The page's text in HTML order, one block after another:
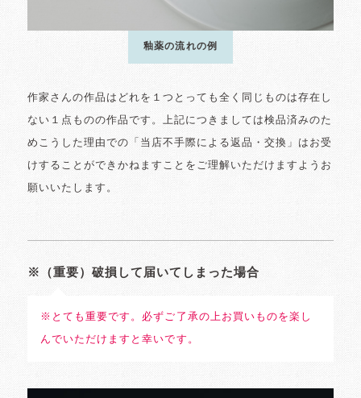
釉薬の流れの例
作家さんの作品はどれを１つとっても全く同じものは存在し
ない１点ものの作品です。上記につきましては検品済みのた
めこうした理由での「当店不手際による返品・交換」はお受
けすることができかねますことをご理解いただけますようお
願いいたします。
※（重要）破損して届いてしまった場合
※とても重要です。必ずご了承の上お買いものを楽し
んでいただけますと幸いです。